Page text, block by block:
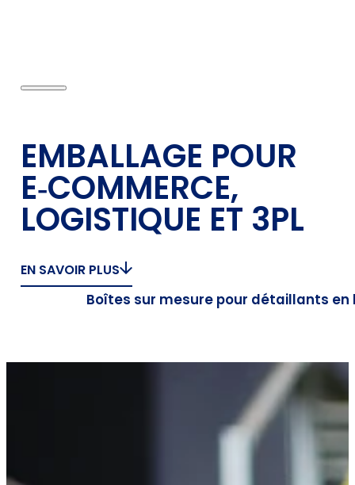
EMBALLAGE POUR
E‑COMMERCE,
LOGISTIQUE ET 3PL
EN SAVOIR PLUS
Boîtes sur mesure pour détaillants en